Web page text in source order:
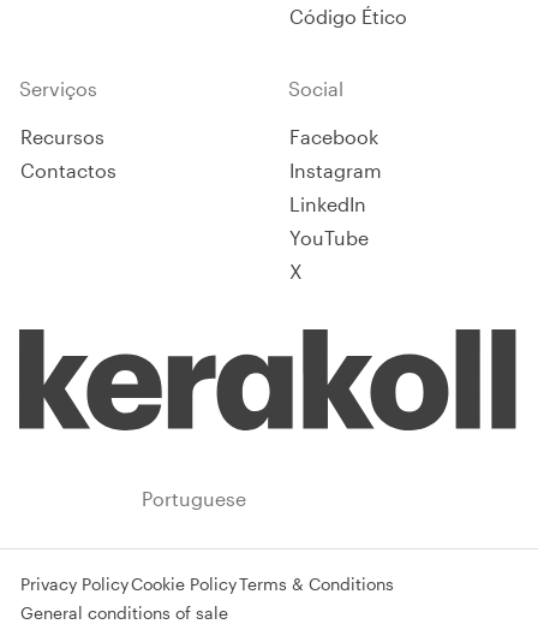
Código Ético
Serviços
Recursos
Contactos
Social
Facebook
Instagram
LinkedIn
YouTube
X
Portuguese
Privacy PolicyCookie PolicyTerms & Conditions
General conditions of sale